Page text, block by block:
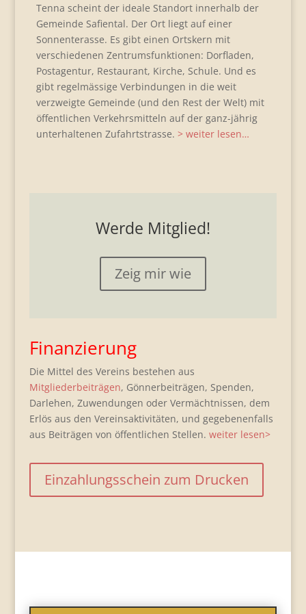
Tenna scheint der ideale Standort innerhalb der
Gemeinde Safiental. Der Ort liegt auf einer
Sonnenterasse. Es gibt einen Ortskern mit
verschiedenen Zentrumsfunktionen: Dorfladen,
Postagentur, Restaurant, Kirche, Schule. Und es
gibt regelmässige Verbindungen in die weit
verzweigte Gemeinde (und den Rest der Welt) mit
öffentlichen Verkehrsmitteln auf der ganz-jährig
unterhaltenen Zufahrtstrasse. > weiter lesen…
Werde Mitglied!
Zeig mir wie
Finanzierung
Die Mittel des Vereins bestehen aus
Mitgliederbeiträgen, Gönnerbeiträgen, Spenden,
Darlehen, Zuwendungen oder Vermächtnissen, dem
Erlös aus den Vereinsaktivitäten, und gegebenenfalls
aus Beiträgen von öffentlichen Stellen. weiter lesen>
Einzahlungsschein zum Drucken